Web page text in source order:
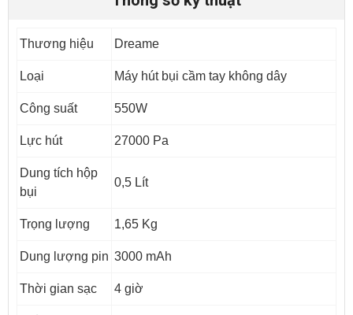
Thương hiệu Dreame
Loại Máy hút bụi cầm tay không dây
Công suất 550W
Lực hút 27000 Pa
Dung tích hộp
bụi
0,5 Lít
Trọng lượng 1,65 Kg
Dung lượng pin 3000 mAh
Thời gian sạc 4 giờ